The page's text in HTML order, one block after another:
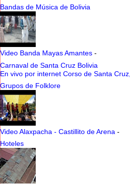
Bandas de Música de Bolivia
Video Banda Mayas Amantes -
Carnaval de Santa Cruz Bolivia
En vivo por internet Corso de Santa
Grupos de Folklore
Video Alaxpacha - Castillito de Arena -
Hoteles